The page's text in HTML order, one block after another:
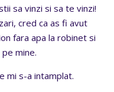
sa vinzi si sa te vinzi!
cred ca as fi avut
fara apa la robinet si
mine.
mi s-a intamplat.